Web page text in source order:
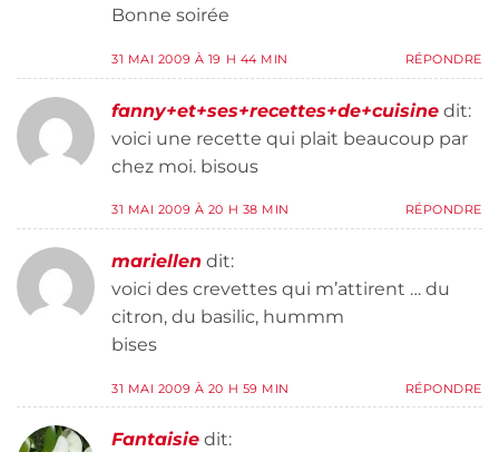
Bonne soirée
31 MAI 2009 À 19 H 44 MIN RÉPONDRE
fanny+et+ses+recettes+de+cuisine dit:
voici une recette qui plait beaucoup par
chez moi. bisous
31 MAI 2009 À 20 H 38 MIN RÉPONDRE
mariellen dit:
voici des crevettes qui m’attirent … du
citron, du basilic, hummm
bises
31 MAI 2009 À 20 H 59 MIN RÉPONDRE
Fantaisie dit: